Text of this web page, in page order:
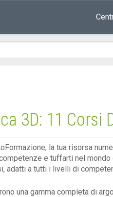
3D: 11 Corsi
la tua risorsa
e tuffarti nel
adatti a tutti i livelli di
una gamma completa di